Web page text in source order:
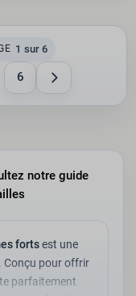
1 sur 6
6
notre guide
fortsest une
Conçu pour offrir
parfaitement